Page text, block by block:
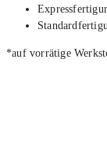
*auf vor­rä­ti­ge